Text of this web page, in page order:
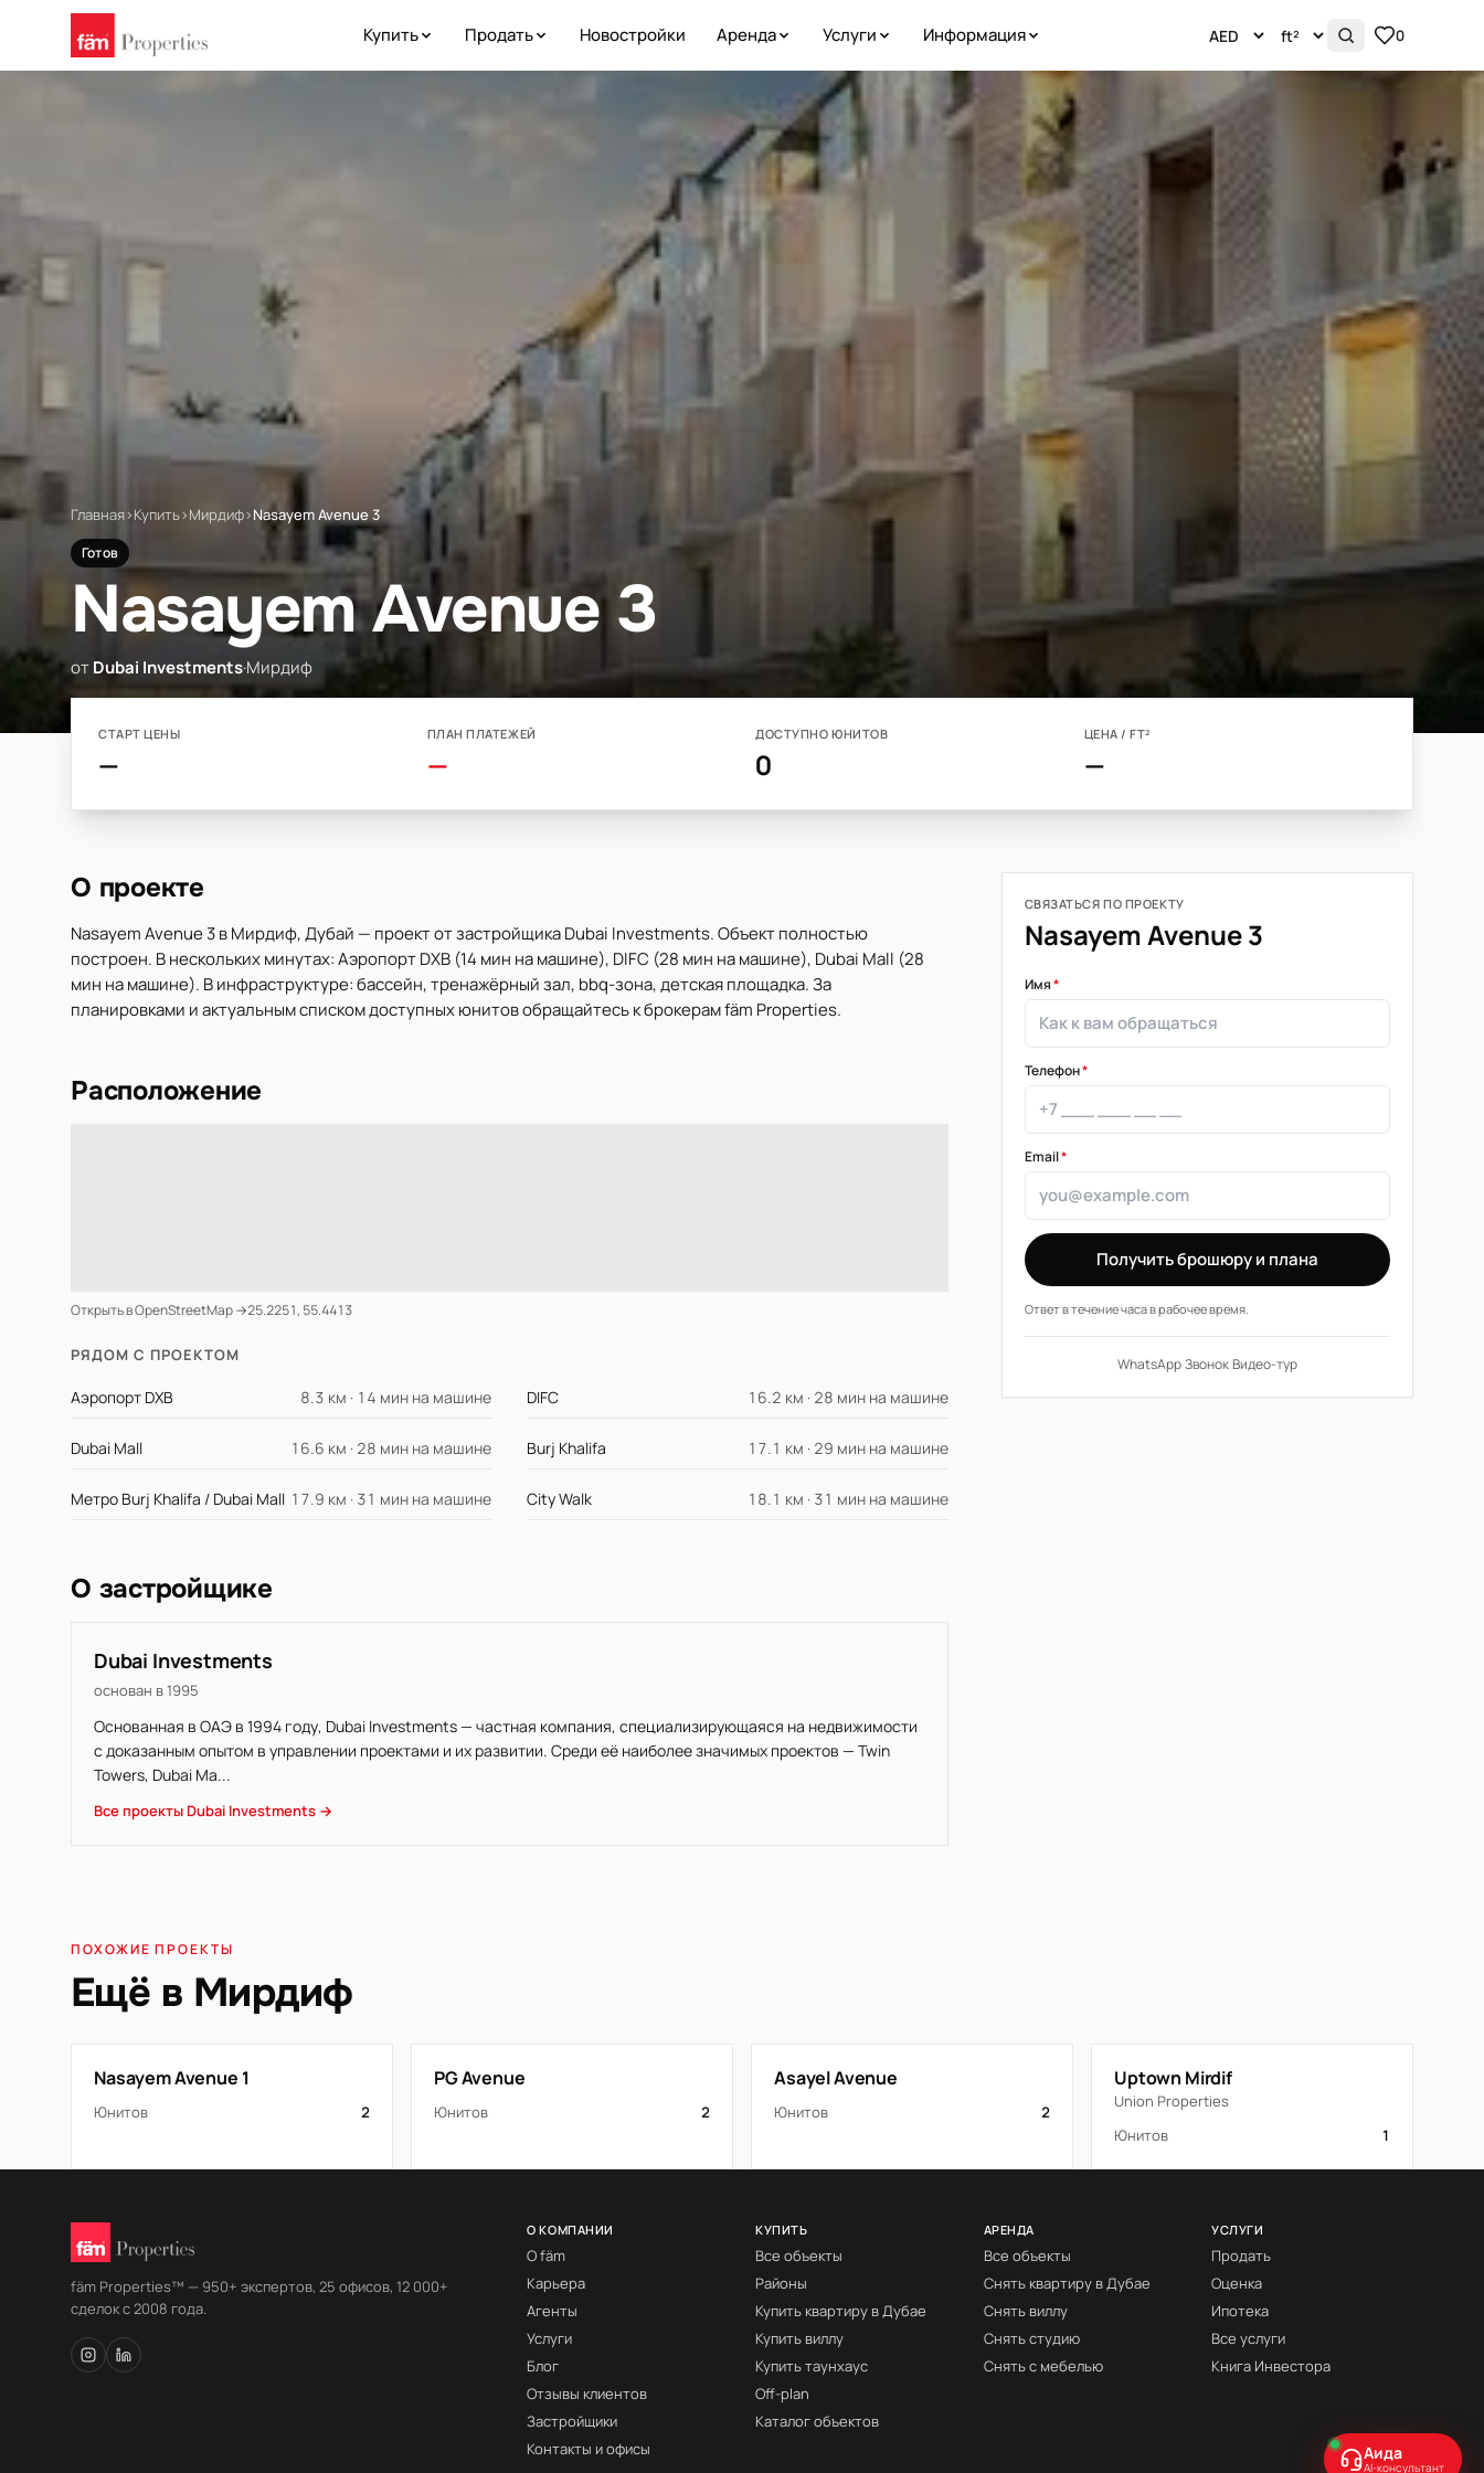
Купить Продать Новостройки Аренда Услуги Информация 0
Главная›Купить›Мирдиф›Nasayem Avenue 3
Готов
Nasayem Avenue 3
отDubai Investments·Мирдиф
СТАРТ ЦЕНЫ
—
ПЛАН ПЛАТЕЖЕЙ
—
ДОСТУПНО ЮНИТОВ
0
ЦЕНА / FT²
—
О проекте
Nasayem Avenue 3 в Мирдиф, Дубай — проект от застройщика Dubai Investments. Объект полностью
построен. В нескольких минутах: Аэропорт DXB (14 мин на машине), DIFC (28 мин на машине), Dubai Mall (28
мин на машине). В инфраструктуре: бассейн, тренажёрный зал, bbq-зона, детская площадка. За
планировками и актуальным списком доступных юнитов обращайтесь к брокерам fäm Properties.
Расположение
Открыть в OpenStreetMap →25.2251, 55.4413
РЯДОМ С ПРОЕКТОМ
Аэропорт DXB 8.3 км · 14 мин на машине DIFC 16.2 км · 28 мин на машине
Dubai Mall 16.6 км · 28 мин на машине Burj Khalifa 17.1 км · 29 мин на машине
Метро Burj Khalifa / Dubai Mall 17.9 км · 31 мин на машине City Walk 18.1 км · 31 мин на машине
О застройщике
Dubai Investments
основан в 1995
Основанная в ОАЭ в 1994 году, Dubai Investments — частная компания, специализирующаяся на недвижимости
с доказанным опытом в управлении проектами и их развитии. Среди её наиболее значимых проектов — Twin
Towers, Dubai Ma...
Все проекты Dubai Investments →
СВЯЗАТЬСЯ ПО ПРОЕКТУ
Nasayem Avenue 3
Имя*
Телефон*
Email*
Получить брошюру и плана
Ответ в течение часа в рабочее время.
WhatsApp·Звонок·Видео-тур
ПОХОЖИЕ ПРОЕКТЫ
Ещё в Мирдиф
Nasayem Avenue 1
Юнитов 2
PG Avenue
Юнитов 2
Asayel Avenue
Юнитов 2
Uptown Mirdif
Union Properties
Юнитов
1
Аида
AI-консультант
fäm Properties™ — 950+ экспертов, 25 офисов, 12 000+
сделок с 2008 года.
О КОМПАНИИ
О fäm
Карьера
Агенты
Услуги
Блог
Отзывы клиентов
Застройщики
Контакты и офисы
КУПИТЬ
Все объекты
Районы
Купить квартиру в Дубае
Купить виллу
Купить таунхаус
Off-plan
Каталог объектов
АРЕНДА
Все объекты
Снять квартиру в Дубае
Снять виллу
Снять студию
Снять с мебелью
УСЛУГИ
Продать
Оценка
Ипотека
Все услуги
Книга Инвестора